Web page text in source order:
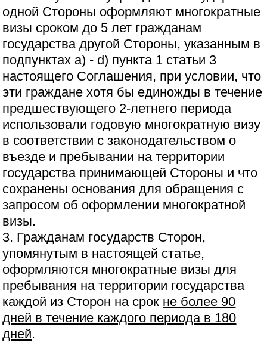
одной Стороны оформляют многократные
визы сроком до 5 лет гражданам
государства другой Стороны, указанным в
подпунктах а) - d) пункта 1 статьи 3
настоящего Соглашения, при условии, что
эти граждане хотя бы единожды в течение
предшествующего 2-летнего периода
использовали годовую многократную визу
в соответствии с законодательством о
въезде и пребывании на территории
государства принимающей Стороны и что
сохранены основания для обращения с
запросом об оформлении многократной
визы.
3. Гражданам государств Сторон,
упомянутым в настоящей статье,
оформляются многократные визы для
пребывания на территории государства
каждой из Сторон на срок не более 90
дней в течение каждого периода в 180
дней.